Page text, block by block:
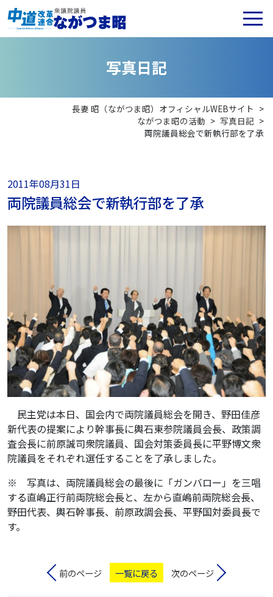
写真日記
長妻 昭（ながつま昭）オフィシャルWEBサイト >
ながつま昭の活動 > 写真日記 >
両院議員総会で新執行部を了承
2011年08月31日
両院議員総会で新執行部を了承
民主党は本日、国会内で両院議員総会を開き、野田佳彦
新代表の提案により幹事長に輿石東参院議員会長、政策調
査会長に前原誠司衆院議員、国会対策委員長に平野博文衆
院議員をそれぞれ選任することを了承しました。
※ 写真は、両院議員総会の最後に「ガンバロー」を三唱
する直嶋正行前両院総会長と、左から直嶋前両院総会長、
野田代表、輿石幹事長、前原政調会長、平野国対委員長で
す。
前のページ 一覧に戻る 次のページ